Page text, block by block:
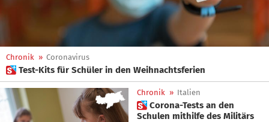
Chronik » Coronavirus
 Test-Kits für Schüler in den Weihnachtsferien
Chronik » Italien
 Corona-Tests an den
Schulen mithilfe des Militärs